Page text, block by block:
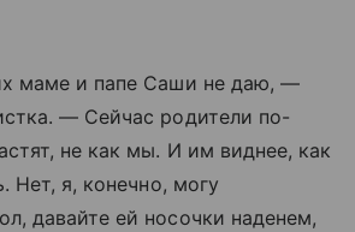
маме и папе Саши не даю, —
— Сейчас родители по-
не как мы. И им виднее, как
Нет, я, конечно, могу
давайте ей носочки наденем,